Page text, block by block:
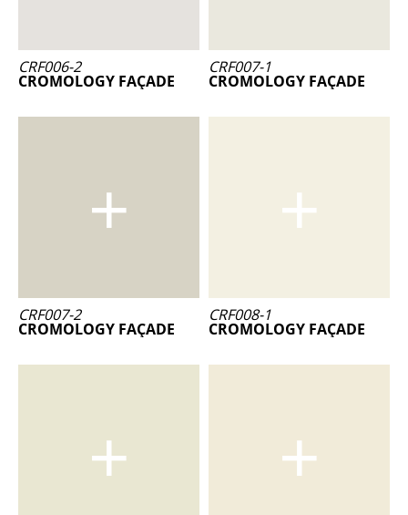
CRF006-2
CROMOLOGY FAÇADE
CRF007-1
CROMOLOGY FAÇADE
CRF007-2
CROMOLOGY FAÇADE
CRF008-1
CROMOLOGY FAÇADE